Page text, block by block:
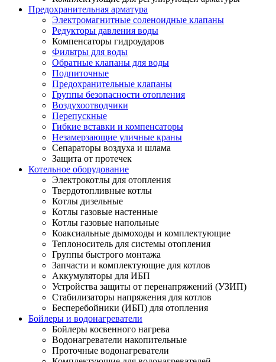
Предохранительная арматура
Электромагнитные соленоидные клапаны
Редукторы давления воды
Компенсаторы гидроударов
Фильтры для воды
Обратные клапаны для воды
Подпиточные
Предохранительные клапаны
Группы безопасности отопления
Воздухоотводчики
Перепускные
Гибкие вставки и компенсаторы
Незамерзающие уличные краны
Сепараторы воздуха и шлама
Защита от протечек
Котельное оборудование
Электрокотлы для отопления
Твердотопливные котлы
Котлы дизельные
Котлы газовые настенные
Котлы газовые напольные
Коаксиальные дымоходы и комплектующие
Теплоноситель для системы отопления
Группы быстрого монтажа
Запчасти и комплектующие для котлов
Аккумуляторы для ИБП
Устройства защиты от перенапряжений (УЗИП)
Стабилизаторы напряжения для котлов
Бесперебойники (ИБП) для отопления
Бойлеры и водонагреватели
Бойлеры косвенного нагрева
Водонагреватели накопительные
Проточные водонагреватели